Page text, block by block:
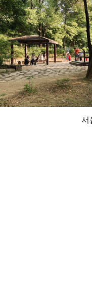
서